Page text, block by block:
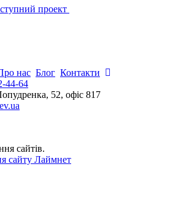
проект
нас Блог Контакти
44-64
52, офіс 817
сайтів.
сайту Лаймнет